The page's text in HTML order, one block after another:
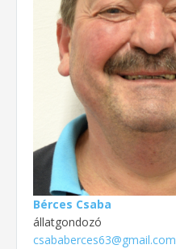
Bérces Csaba
állatgondozó
csababerces63@gmail.com